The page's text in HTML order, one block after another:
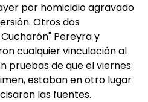
por homicidio agravado
Otros dos
Pereyra y
cualquier vinculación al
pruebas de que el viernes
estaban en otro lugar
las fuentes.